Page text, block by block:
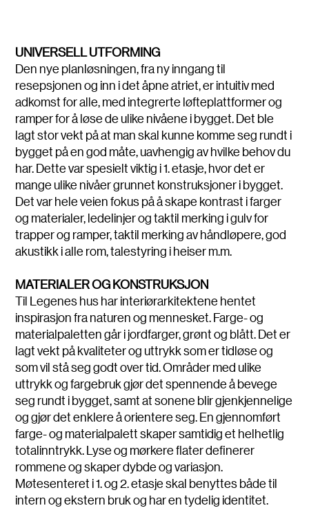
UNIVERSELL UTFORMING
Den nye planløsningen, fra ny inngang til
resepsjonen og inn i det åpne atriet, er intuitiv med
adkomst for alle, med integrerte løfteplattformer og
ramper for å løse de ulike nivåene i bygget. Det ble
lagt stor vekt på at man skal kunne komme seg rundt i
bygget på en god måte, uavhengig av hvilke behov du
har. Dette var spesielt viktig i 1. etasje, hvor det er
mange ulike nivåer grunnet konstruksjoner i bygget.
Det var hele veien fokus på å skape kontrast i farger
og materialer, ledelinjer og taktil merking i gulv for
trapper og ramper, taktil merking av håndløpere, god
akustikk i alle rom, talestyring i heiser m.m.
MATERIALER OG KONSTRUKSJON
Til Legenes hus har interiørarkitektene hentet
inspirasjon fra naturen og mennesket. Farge- og
materialpaletten går i jordfarger, grønt og blått. Det er
lagt vekt på kvaliteter og uttrykk som er tidløse og
som vil stå seg godt over tid. Områder med ulike
uttrykk og fargebruk gjør det spennende å bevege
seg rundt i bygget, samt at sonene blir gjenkjennelige
og gjør det enklere å orientere seg. En gjennomført
farge- og materialpalett skaper samtidig et helhetlig
totalinntrykk. Lyse og mørkere flater definerer
rommene og skaper dybde og variasjon.
Møtesenteret i 1. og 2. etasje skal benyttes både til
intern og ekstern bruk og har en tydelig identitet.